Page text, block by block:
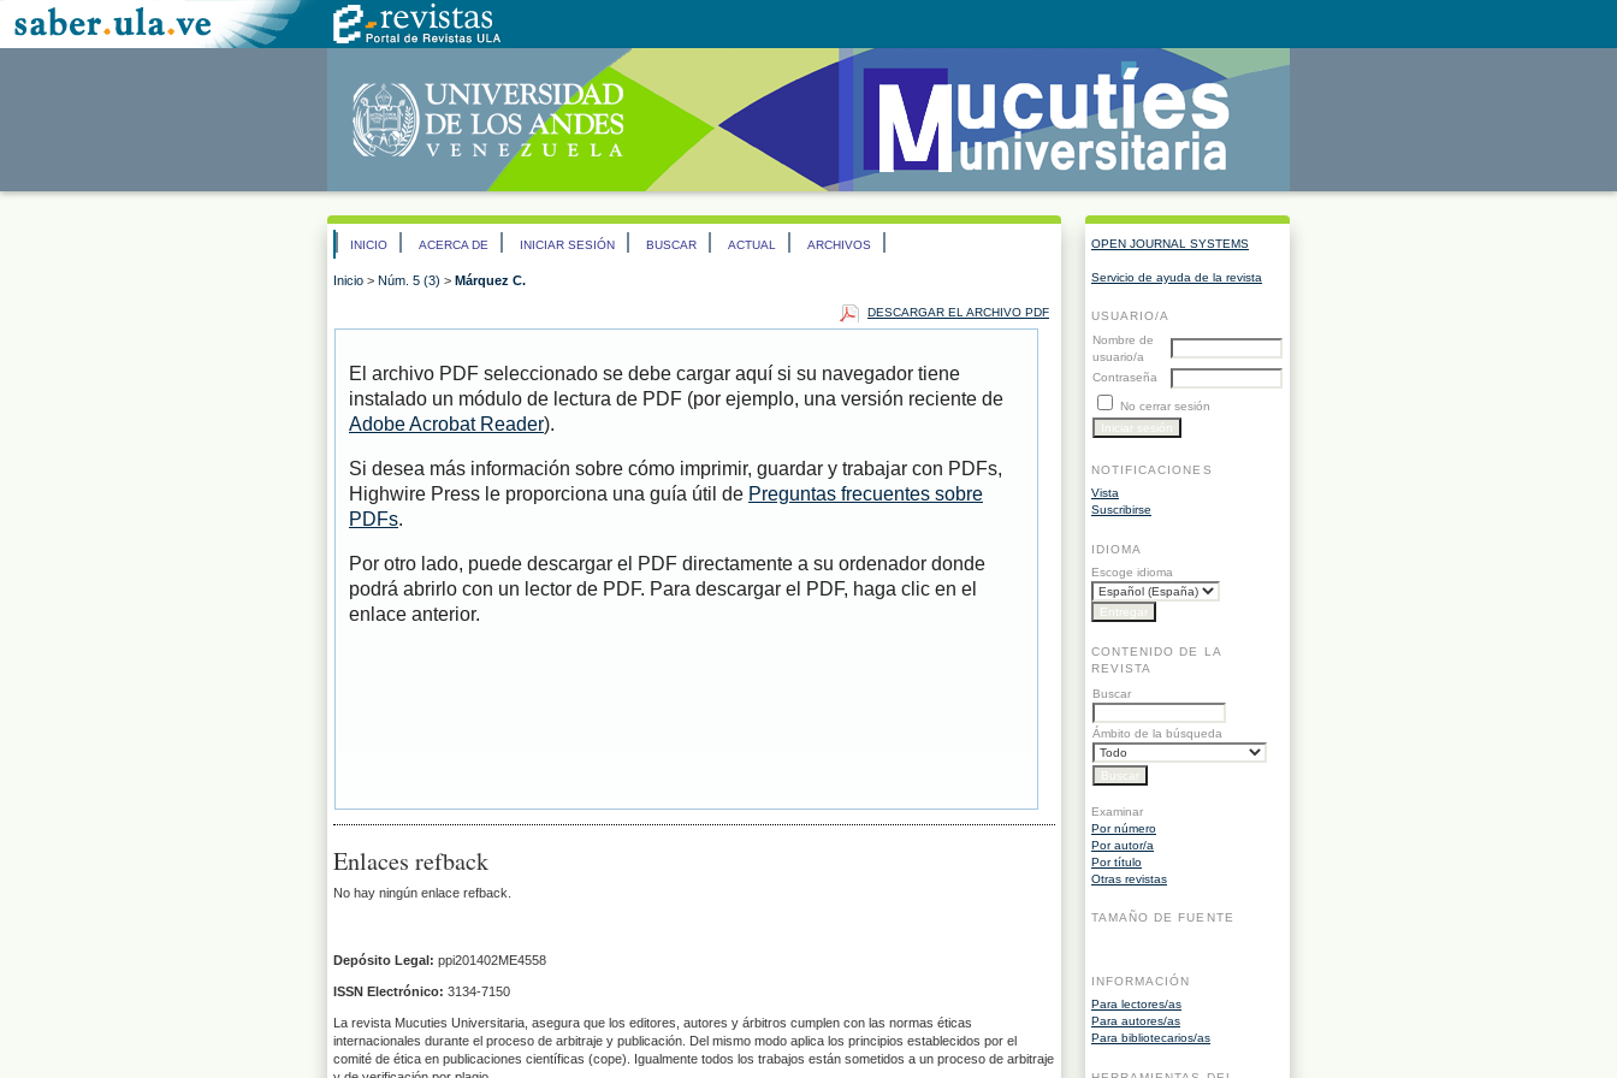
OPEN JOURNAL SYSTEMS
Servicio de ayuda de la revista
USUARIO/A
Nombre de
usuario/a
Contraseña
No cerrar sesión
NOTIFICACIONES
Vista
Suscribirse
IDIOMA
Escoge idioma
CONTENIDO DE LA
REVISTA
Buscar
Ámbito de la búsqueda
Examinar
Por número
Por autor/a
Por título
Otras revistas
TAMAÑO DE FUENTE
INFORMACIÓN
Para lectores/as
Para autores/as
Para bibliotecarios/as
INICIO ACERCA DE INICIAR SESIÓN BUSCAR ACTUAL ARCHIVOS
Inicio > Núm. 5 (3) > Márquez C.
DESCARGAR EL ARCHIVO PDF
El archivo PDF seleccionado se debe cargar aquí si su navegador tiene
instalado un módulo de lectura de PDF (por ejemplo, una versión reciente de
Adobe Acrobat Reader).
Si desea más información sobre cómo imprimir, guardar y trabajar con PDFs,
Highwire Press le proporciona una guía útil de Preguntas frecuentes sobre
PDFs.
Por otro lado, puede descargar el PDF directamente a su ordenador donde
podrá abrirlo con un lector de PDF. Para descargar el PDF, haga clic en el
enlace anterior.
Enlaces refback
No hay ningún enlace refback.
Depósito Legal: ppi201402ME4558
ISSN Electrónico: 3134-7150
La revista Mucuties Universitaria, asegura que los editores, autores y árbitros cumplen con las normas éticas
internacionales durante el proceso de arbitraje y publicación. Del mismo modo aplica los principios establecidos por el
comité de ética en publicaciones científicas (cope). Igualmente todos los trabajos están sometidos a un proceso de arbitraje